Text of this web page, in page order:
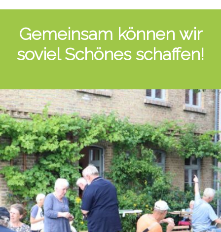
Gemeinsam können wir
soviel Schönes schaffen!